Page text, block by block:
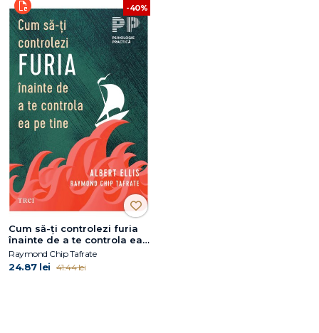
-40%
Cum să-ţi controlezi furia
înainte de a te controla ea
pe tine
Raymond Chip Tafrate
24.87 lei 41.44 lei